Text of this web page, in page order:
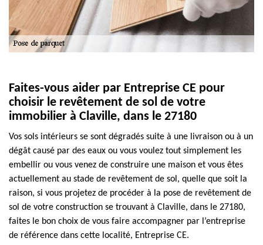
Faites-vous aider par Entreprise CE pour
choisir le revêtement de sol de votre
immobilier à Claville, dans le 27180
Vos sols intérieurs se sont dégradés suite à une livraison ou à un
dégât causé par des eaux ou vous voulez tout simplement les
embellir ou vous venez de construire une maison et vous êtes
actuellement au stade de revêtement de sol, quelle que soit la
raison, si vous projetez de procéder à la pose de revêtement de
sol de votre construction se trouvant à Claville, dans le 27180,
faites le bon choix de vous faire accompagner par l’entreprise
de référence dans cette localité, Entreprise CE.